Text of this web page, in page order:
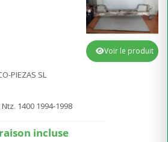
PIEZAS SL
1400 1994-1998
incluse
Voir le produit